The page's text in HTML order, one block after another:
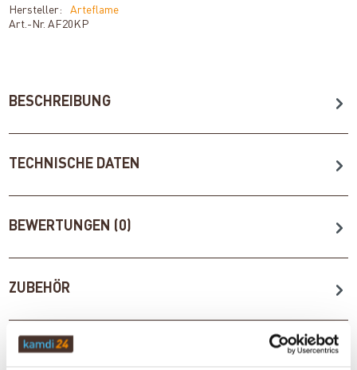
Hersteller:
Arteflame
Art.-Nr.AF20KP
BESCHREIBUNG
TECHNISCHE DATEN
BEWERTUNGEN (0)
ZUBEHÖR
WICHTIGE INFOS